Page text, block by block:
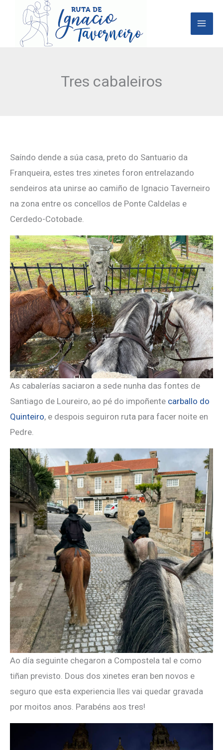
contenido
Tres cabaleiros
Saíndo dende a súa casa, preto do Santuario da
Franqueira, estes tres xinetes foron entrelazando
sendeiros ata unirse ao camiño de Ignacio Taverneiro
na zona entre os concellos de Ponte Caldelas e
Cerdedo-Cotobade.
As cabalerías saciaron a sede nunha das fontes de
Santiago de Loureiro, ao pé do impoñente carballo do
Quinteiro, e despois seguiron ruta para facer noite en
Pedre.
Ao día seguinte chegaron a Compostela tal e como
tiñan previsto. Dous dos xinetes eran ben novos e
seguro que esta experiencia lles vai quedar gravada
por moitos anos. Parabéns aos tres!